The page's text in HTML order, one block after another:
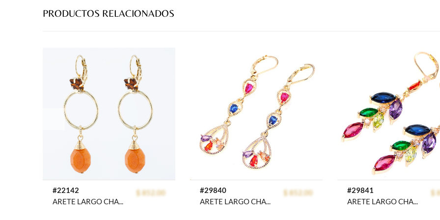
PRODUCTOS RELACIONADOS
#22142
$ 852.00
ARETE LARGO CHAPA GOLDEN COLORS
#29840
$ 852.00
ARETE LARGO CHAPA GOLDEN RAINBOW
#29841
$
ARETE LARGO CHAPA GOLDEN RAINBOW